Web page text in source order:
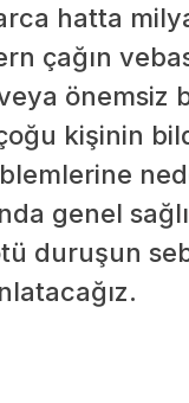
hatta
çağın
önemsiz
kişinin
genel
duruşun